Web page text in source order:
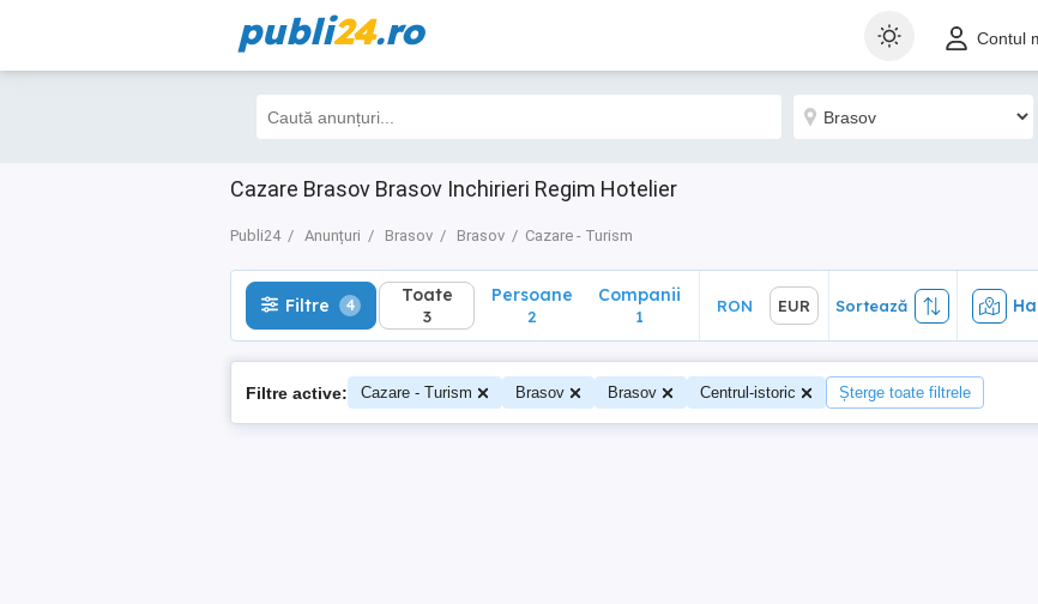
publi24.ro Contul
Cazare Brasov Brasov Inchirieri Regim Hotelier
Publi24 Anunțuri Brasov Brasov Cazare - Turism
Filtre 4 Toate
3
Sortează
Filtre 4 Toate
3
Persoane
2
Companii
1
RON EUR Sortează
Filtre active: Cazare - Turism Brasov Brasov Centrul-istoric Șterge toate filtrele